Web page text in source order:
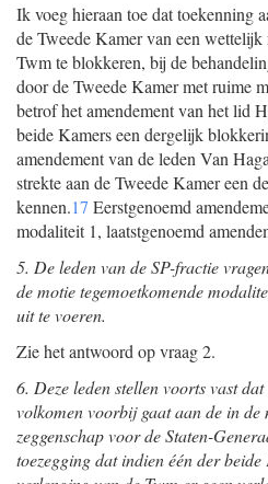
Ik voeg hieraan toe dat toekenning
de Tweede Kamer van een
Twm te blokkeren, bij de
door de Tweede Kamer met ruime
betrof het amendement van het lid
beide Kamers een dergelijk
amendement van de leden Van
strekte aan de Tweede Kamer een
kennen.17 Eerstgenoemd
modaliteit 1, laatstgenoemd
5. De leden van de SP-fractie
de motie tegemoetkomende
uit te voeren.
Zie het antwoord op vraag 2.
6. Deze leden stellen voorts vast
volkomen voorbij gaat aan de in de
zeggenschap voor de Staten-
toezegging dat indien één der